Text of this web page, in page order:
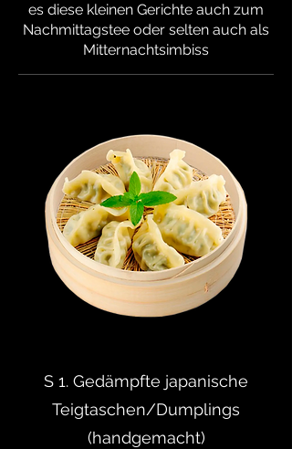
es diese kleinen Gerichte auch zum
Nachmittagstee oder selten auch als
Mitternachtsimbiss
S 1. Gedämpfte japanische
Teigtaschen/Dumplings
(handgemacht)